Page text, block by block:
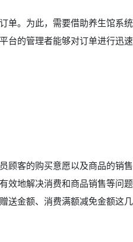
单。为此，需要借助养生馆系
台的管理者能够对订单进行迅
客的购买意愿以及商品的销
效地解决消费和商品销售等问
送金额、消费满额减免金额这几